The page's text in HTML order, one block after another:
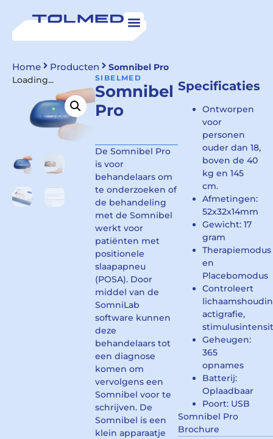
Home Producten
Somnibel Pro
Loading...
SIBELMED
Somnibel
Pro
De Somnibel Pro
is voor
behandelaars om
te onderzoeken of
de behandeling
met de Somnibel
werkt voor
patiënten met
positionele
slaapapneu
(POSA). Door
middel van de
SomniLab
software kunnen
deze
behandelaars tot
een diagnose
komen om
vervolgens een
Somnibel voor te
schrijven. De
Somnibel is een
klein apparaatje
Specificaties
Ontworpen
voor
personen
ouder dan 18,
boven de 40
kg en 145
cm.
Afmetingen:
52x32x14mm
Gewicht: 17
gram
Therapiemodus
en
Placebomodus
Controleert
actigrafie,
Geheugen:
365
opnames
Batterij:
Oplaadbaar
Poort: USB
Somnibel Pro
Brochure